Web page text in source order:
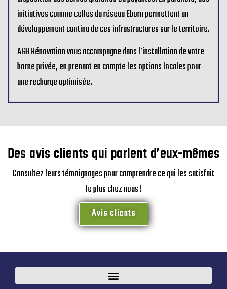
initiatives comme celles du réseau Eborn permettent un
développement continu de ces infrastructures sur le territoire.
AGH Rénovation vous accompagne dans l’installation de votre
borne privée, en prenant en compte les options locales pour
une recharge optimisée.
Des avis clients qui parlent d’eux-mêmes
Consultez leurs témoignages pour comprendre ce qui les satisfait
le plus chez nous !
Avis clients